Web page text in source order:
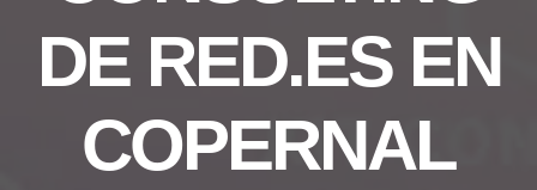
DE RED.ES EN
COPERNAL